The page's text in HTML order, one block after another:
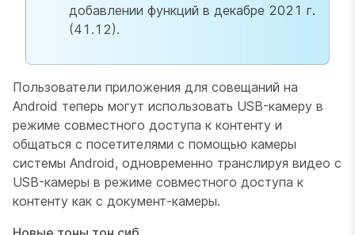
добавлении функций в декабре 2021 г.
(41.12).
Пользователи приложения для совещаний на
Android теперь могут использовать USB-камеру в
режиме совместного доступа к контенту и
общаться с посетителями с помощью камеры
системы Android, одновременно транслируя видео с
USB-камеры в режиме совместного доступа к
контенту как с документ-камеры.